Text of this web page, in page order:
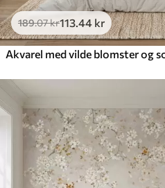
189.07kr113.44 kr